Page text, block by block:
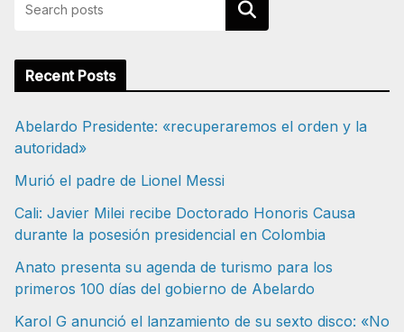
Buscar
Recent Posts
Abelardo Presidente: «recuperaremos el orden y la
autoridad»
Murió el padre de Lionel Messi
Cali: Javier Milei recibe Doctorado Honoris Causa
durante la posesión presidencial en Colombia
Anato presenta su agenda de turismo para los
primeros 100 días del gobierno de Abelardo
Karol G anunció el lanzamiento de su sexto disco: «No